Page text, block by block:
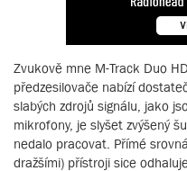
Zvukově mne M-Track Duo
předzesilovače nabízí
slabých zdrojů signálu, jako
mikrofony, je slyšet zvýšený
nedalo pracovat. Přímé
dražšími) přístroji sice